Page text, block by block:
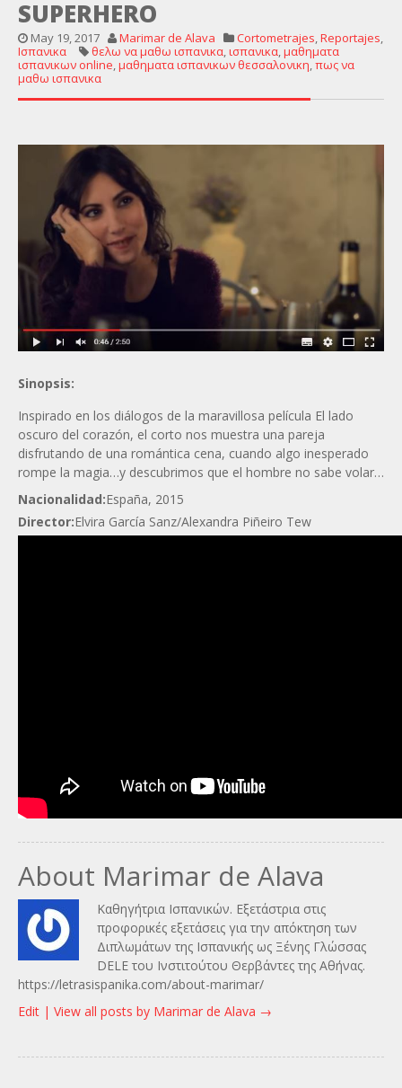
SUPERHERO
May 19, 2017 Marimar de Alava Cortometrajes,Reportajes,
Ισπανικα
θελω να μαθω ισπανικα,ισπανικα,μαθηματα
ισπανικων online,μαθηματα ισπανικων θεσσαλονικη,πως να
μαθω ισπανικα
Sinopsis:
Inspirado en los diálogos de la maravillosa película El lado
oscuro del corazón, el corto nos muestra una pareja
disfrutando de una romántica cena, cuando algo inesperado
rompe la magia…y descubrimos que el hombre no sabe volar…
Nacionalidad:España, 2015
Director:Elvira García Sanz/Alexandra Piñeiro Tew
About Marimar de Alava
Καθηγήτρια Ισπανικών. Εξετάστρια στις
προφορικές εξετάσεις για την απόκτηση των
Διπλωμάτων της Ισπανικής ως Ξένης Γλώσσας
DELE του Ινστιτούτου Θερβάντες της Αθήνας.
https://letrasispanika.com/about-marimar/
Edit | View all posts by Marimar de Alava →